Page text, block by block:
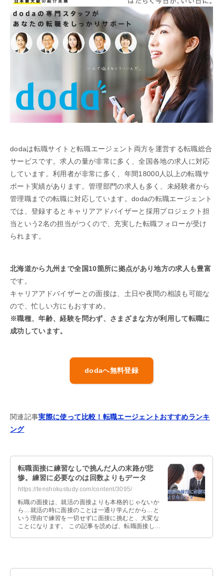
dodaは転職サイトと転職エージェント両方を運営する転職総合
サービスです。求人の量が非常に多く、全国各地の求人に対応
しています。利用者が非常に多く、年間18000人以上の転職サ
ポート実績があります。管理部門の求人も多く、未経験者から
管理職までの転職に対応しています。dodaの転職エージェント
では、登録するとキャリアアドバイザーと採用プロジェクト担
当という2名の担当がつくので、充実した転職フォローが受け
られます。
北海道から九州まで全国10箇所に拠点があり地方の求人も豊富
です。
キャリアアドバイザーとの面接は、土日や夜間の相談も可能な
ので、忙しい方にもおすすめ。
※職種、年齢、経験を問わず、さまざまな方が利用して転職に
成功しています。
dodaへ無料登録
関連記事実際に使って比較！転職エージェントおすすめランキ
ング
転職面接に練習なしで挑んだ人の末路が悲
惨。練習に必要なのは回数よりもデータ
https://tenshokustudy.com/content/3095/
転職の面接は、就活の面接よりも本格的じゃないか
ら…就活の時に面接のことは一通り学んだから…と
いう理由で練習を一切せずに面接に挑むと、大変な
ことになります。 この記事を読めば、転職面接しな